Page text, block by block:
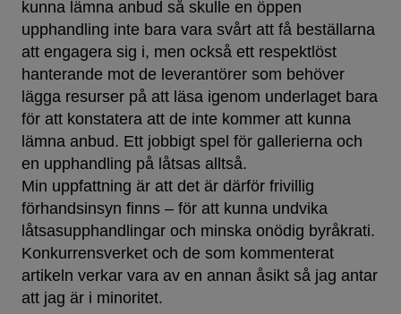
kunna lämna anbud så skulle en öppen
upphandling inte bara vara svårt att få beställarna
att engagera sig i, men också ett respektlöst
hanterande mot de leverantörer som behöver
lägga resurser på att läsa igenom underlaget bara
för att konstatera att de inte kommer att kunna
lämna anbud. Ett jobbigt spel för gallerierna och
en upphandling på låtsas alltså.
Min uppfattning är att det är därför frivillig
förhandsinsyn finns – för att kunna undvika
låtsasupphandlingar och minska onödig byråkrati.
Konkurrensverket och de som kommenterat
artikeln verkar vara av en annan åsikt så jag antar
att jag är i minoritet.